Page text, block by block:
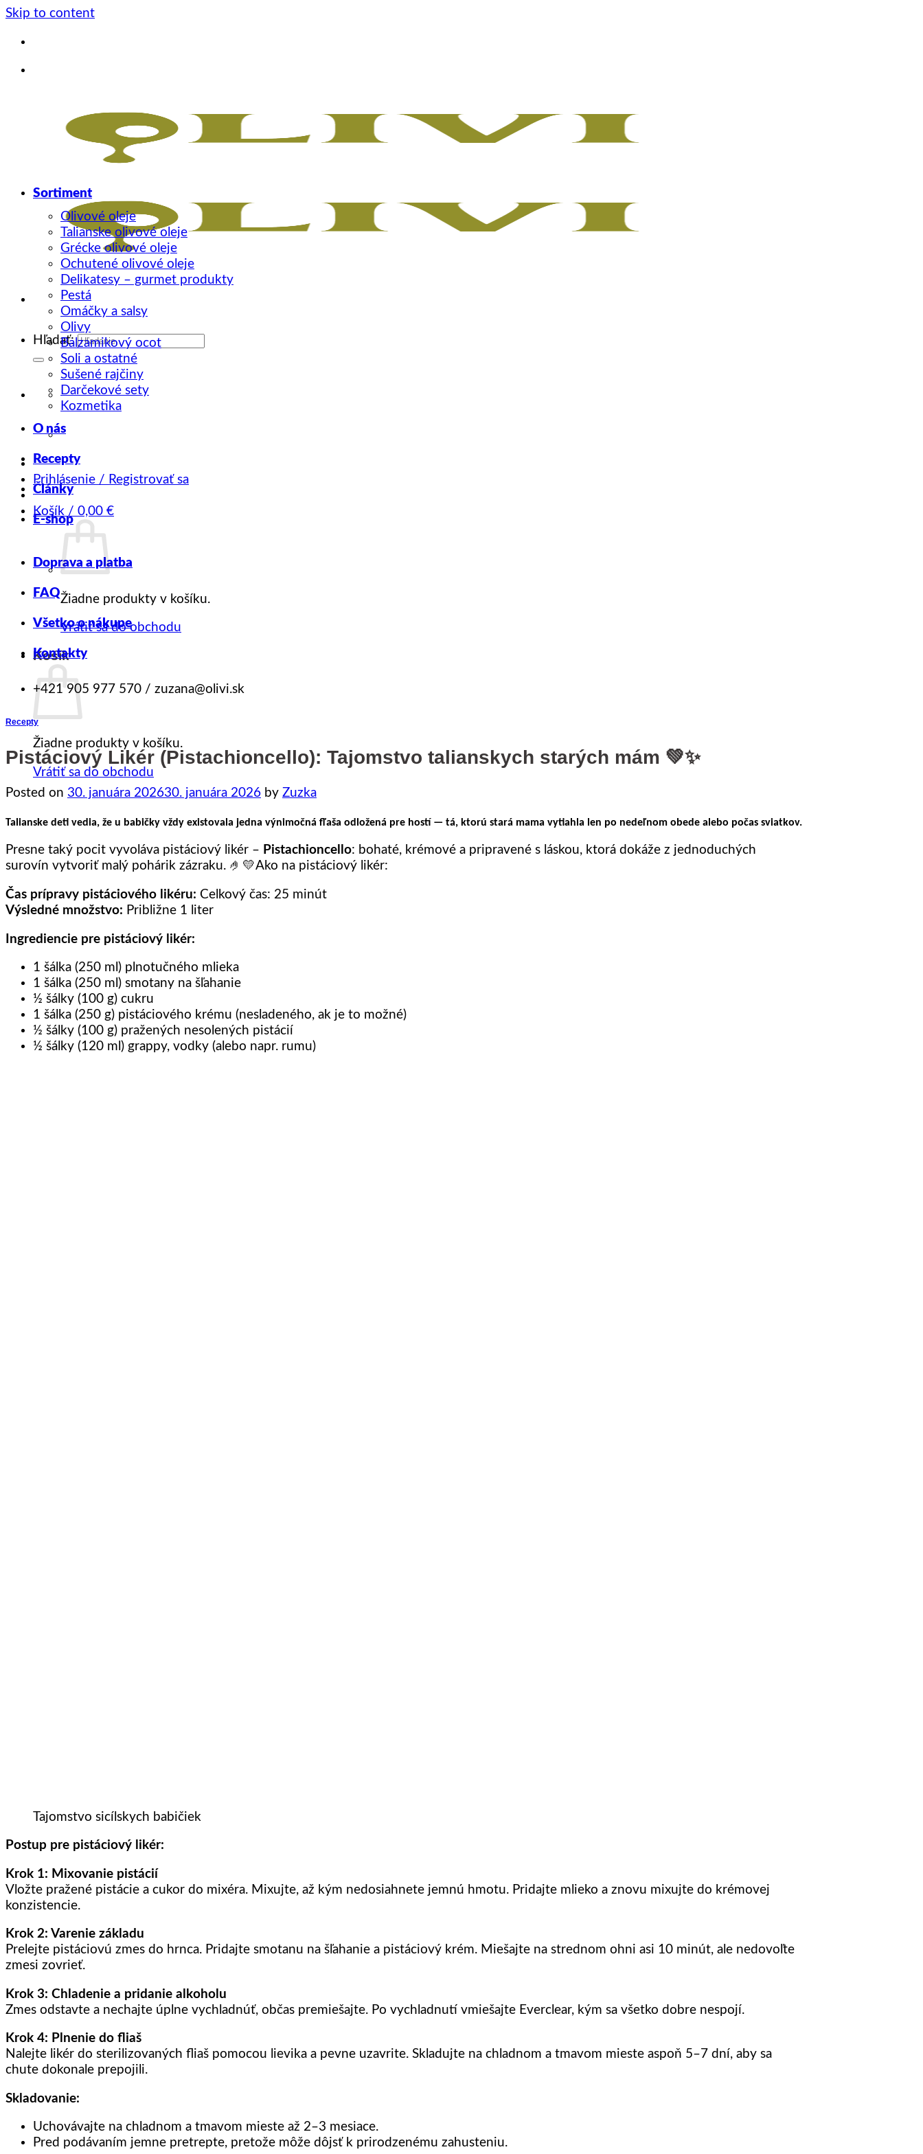
Skip to content
Hľadať:
Prihlásenie / Registrovať sa
Košík / 0,00 €
Žiadne produkty v košíku.
Vrátiť sa do obchodu
Košík
Žiadne produkty v košíku.
Vrátiť sa do obchodu
Sortiment
Olivové oleje
Talianske olivové oleje
Grécke olivové oleje
Ochutené olivové oleje
Delikatesy – gurmet produkty
Pestá
Omáčky a salsy
Olivy
Balzamikový ocot
Soli a ostatné
Sušené rajčiny
Darčekové sety
Kozmetika
O nás
Recepty
Články
E-shop
Doprava a platba
FAQ
Všetko o nákupe
Kontakty
+421 905 977 570 / zuzana@olivi.sk
Recepty
Pistáciový Likér (Pistachioncello): Tajomstvo talianskych starých mám 💚✨
Posted on 30. januára 202630. januára 2026 by Zuzka
Talianske deti vedia, že u babičky vždy existovala jedna výnimočná fľaša odložená pre hostí — tá, ktorú stará mama vytiahla len po nedeľnom obede alebo počas sviatkov.
Presne taký pocit vyvoláva pistáciový likér – Pistachioncello: bohaté, krémové a pripravené s láskou, ktorá dokáže z jednoduchých
surovín vytvoriť malý pohárik zázraku. 🤌💛Ako na pistáciový likér:
Čas prípravy pistáciového likéru: Celkový čas: 25 minút
Výsledné množstvo: Približne 1 liter
Ingrediencie pre pistáciový likér:
1 šálka (250 ml) plnotučného mlieka
1 šálka (250 ml) smotany na šľahanie
½ šálky (100 g) cukru
1 šálka (250 g) pistáciového krému (nesladeného, ak je to možné)
½ šálky (100 g) pražených nesolených pistácií
½ šálky (120 ml) grappy, vodky (alebo napr. rumu)
Tajomstvo sicílskych babičiek
Postup pre pistáciový likér:
Krok 1: Mixovanie pistácií
Vložte pražené pistácie a cukor do mixéra. Mixujte, až kým nedosiahnete jemnú hmotu. Pridajte mlieko a znovu mixujte do krémovej
konzistencie.
Krok 2: Varenie základu
Prelejte pistáciovú zmes do hrnca. Pridajte smotanu na šľahanie a pistáciový krém. Miešajte na strednom ohni asi 10 minút, ale nedovoľte
zmesi zovrieť.
Krok 3: Chladenie a pridanie alkoholu
Zmes odstavte a nechajte úplne vychladnúť, občas premiešajte. Po vychladnutí vmiešajte Everclear, kým sa všetko dobre nespojí.
Krok 4: Plnenie do fliaš
Nalejte likér do sterilizovaných fliaš pomocou lievika a pevne uzavrite. Skladujte na chladnom a tmavom mieste aspoň 5–7 dní, aby sa
chute dokonale prepojili.
Skladovanie:
Uchovávajte na chladnom a tmavom mieste až 2–3 mesiace.
Pred podávaním jemne pretrepte, pretože môže dôjsť k prirodzenému zahusteniu.